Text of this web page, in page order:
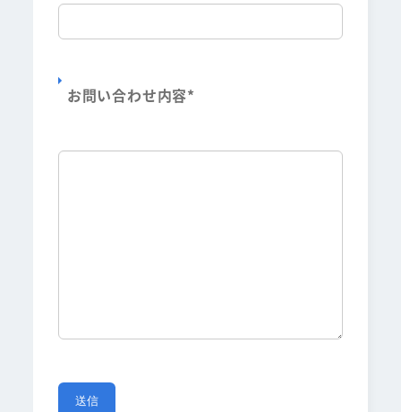
お問い合わせ内容*